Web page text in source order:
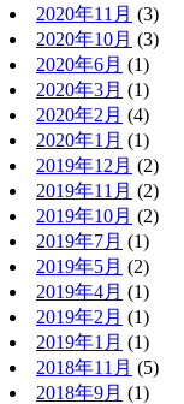
2020年11月 (3)
2020年10月 (3)
2020年6月 (1)
2020年3月 (1)
2020年2月 (4)
2020年1月 (1)
2019年12月 (2)
2019年11月 (2)
2019年10月 (2)
2019年7月 (1)
2019年5月 (2)
2019年4月 (1)
2019年2月 (1)
2019年1月 (1)
2018年11月 (5)
2018年9月 (1)